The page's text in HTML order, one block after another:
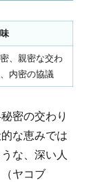
、親密な交わ
内密の協議
密の交わり
な恵みでは
な、深い人
ヤコブ